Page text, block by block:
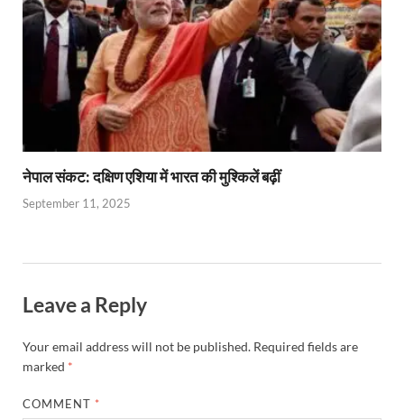
नेपाल संकट: दक्षिण एशिया में भारत की मुश्किलें बढ़ीं
September 11, 2025
Leave a Reply
Your email address will not be published. Required fields are
marked *
COMMENT *